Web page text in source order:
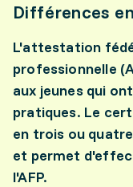
Différences
L'attestation
professionnelle
aux jeunes qui
pratiques. Le
en trois ou
et permet
l'AFP.